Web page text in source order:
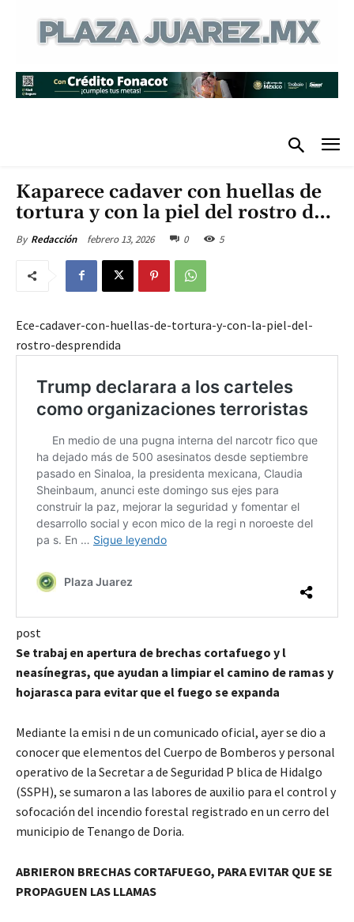
Kaparece cadaver con huellas de
tortura y con la piel del rostro d…
By Redacción febrero 13, 2026 0 5
Ece-cadaver-con-huellas-de-tortura-y-con-la-piel-del-
rostro-desprendida
post
Se trabaj en apertura de brechas cortafuego y l
neasínegras, que ayudan a limpiar el camino de ramas y
hojarasca para evitar que el fuego se expanda
Mediante la emisi n de un comunicado oficial, ayer se dio a
conocer que elementos del Cuerpo de Bomberos y personal
operativo de la Secretar a de Seguridad P blica de Hidalgo
(SSPH), se sumaron a las labores de auxilio para el control y
sofocación del incendio forestal registrado en un cerro del
municipio de Tenango de Doria.
ABRIERON BRECHAS CORTAFUEGO, PARA EVITAR QUE SE
PROPAGUEN LAS LLAMAS